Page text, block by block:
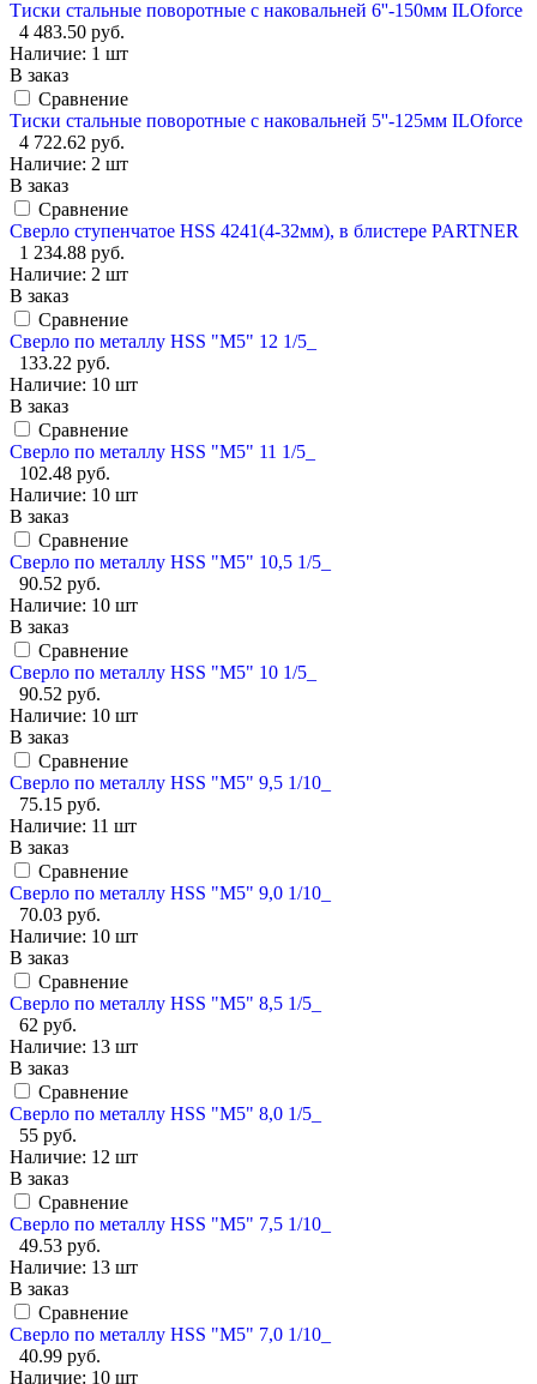
Тиски стальные поворотные с наковальней 6''-150мм ILOforce
4 483.50 руб.
Наличие: 1 шт
В заказ
Сравнение
Тиски стальные поворотные с наковальней 5''-125мм ILOforce
4 722.62 руб.
Наличие: 2 шт
В заказ
Сравнение
Сверло ступенчатое HSS 4241(4-32мм), в блистере PARTNER
1 234.88 руб.
Наличие: 2 шт
В заказ
Сравнение
Сверло по металлу HSS "М5" 12 1/5_
133.22 руб.
Наличие: 10 шт
В заказ
Сравнение
Сверло по металлу HSS "М5" 11 1/5_
102.48 руб.
Наличие: 10 шт
В заказ
Сравнение
Сверло по металлу HSS "М5" 10,5 1/5_
90.52 руб.
Наличие: 10 шт
В заказ
Сравнение
Сверло по металлу HSS "М5" 10 1/5_
90.52 руб.
Наличие: 10 шт
В заказ
Сравнение
Сверло по металлу HSS "М5" 9,5 1/10_
75.15 руб.
Наличие: 11 шт
В заказ
Сравнение
Сверло по металлу HSS "М5" 9,0 1/10_
70.03 руб.
Наличие: 10 шт
В заказ
Сравнение
Сверло по металлу HSS "М5" 8,5 1/5_
62 руб.
Наличие: 13 шт
В заказ
Сравнение
Сверло по металлу HSS "М5" 8,0 1/5_
55 руб.
Наличие: 12 шт
В заказ
Сравнение
Сверло по металлу HSS "М5" 7,5 1/10_
49.53 руб.
Наличие: 13 шт
В заказ
Сравнение
Сверло по металлу HSS "М5" 7,0 1/10_
40.99 руб.
Наличие: 10 шт